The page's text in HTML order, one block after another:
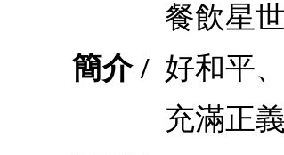
簡介 /
餐飲星
好和平
充滿正